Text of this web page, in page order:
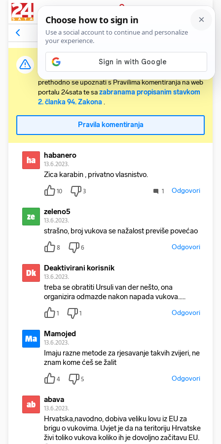
PRIJAVA
Komentari17 Relevantni
Važna obavijest:
Svaki korisnik koji želi komentirati članke obvezan je
prethodno se upoznati s Pravilima komentiranja na web
portalu 24sata te sazabranama propisanim stavkom
2. članka 94. Zakona .
Pravila komentiranja
ha habanero
13.6.2023.
Zica karabin , privatno vlasnistvo.
10 3 1 Odgovori
ze zeleno5
13.6.2023.
strašno, broj vukova se nažalost previše povećao
8 6 Odgovori
Dk Deaktivirani korisnik
13.6.2023.
treba se obratiti Ursuli van der nešto, ona
organizira odmazde nakon napada vukova.....
1 1 Odgovori
Ma Mamojed
13.6.2023.
Imaju razne metode za rjesavanje takvih zvijeri, ne
znam kome ćeš se žalit
4 5 Odgovori
ab abava
13.6.2023.
Hrvatska,navodno, dobiva veliku lovu iz EU za
brigu o vukovima. Uvjet je da na teritoriju Hrvatske
živi toliko vukova koliko ih je dovoljno začitavu EU.